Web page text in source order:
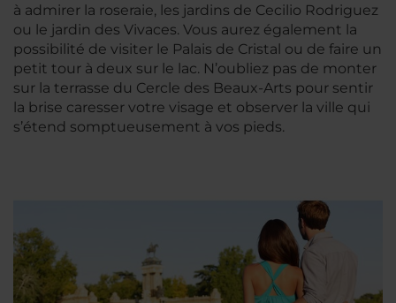
à admirer la roseraie, les jardins de Cecilio Rodriguez
ou le jardin des Vivaces. Vous aurez également la
possibilité de visiter le Palais de Cristal ou de faire un
petit tour à deux sur le lac. N’oubliez pas de monter
sur la terrasse du Cercle des Beaux-Arts pour sentir
la brise caresser votre visage et observer la ville qui
s’étend somptueusement à vos pieds.